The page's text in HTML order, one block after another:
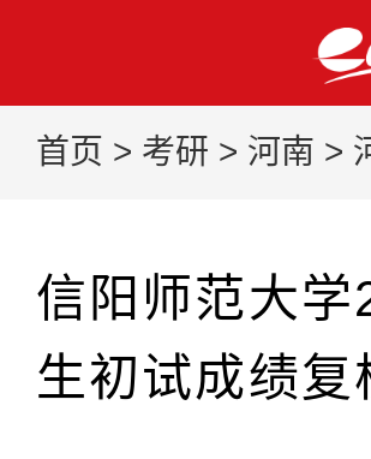
首页 > 考研 > 河南 >
信阳师范大
生初试成绩复